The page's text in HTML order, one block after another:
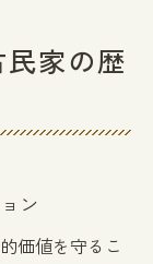
家の歴
ン
価値を守るこ